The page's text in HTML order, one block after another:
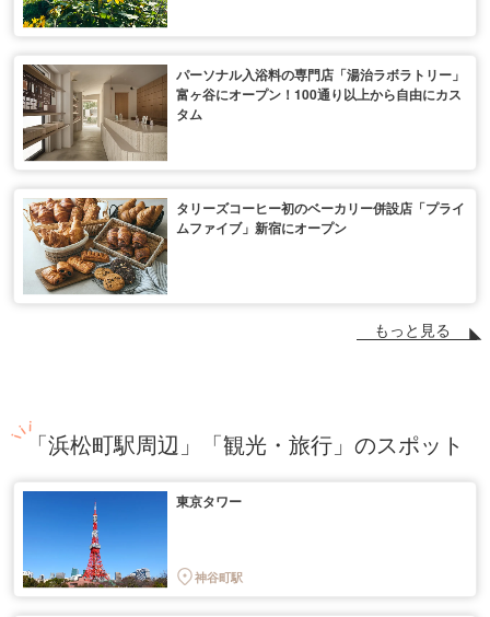
パーソナル入浴料の専門店「湯治ラボラトリー」
富ヶ谷にオープン！100通り以上から自由にカス
タム
タリーズコーヒー初のベーカリー併設店「プライ
ムファイブ」新宿にオープン
もっと見る
「浜松町駅周辺」「観光・旅行」のスポット
東京タワー
神谷町駅